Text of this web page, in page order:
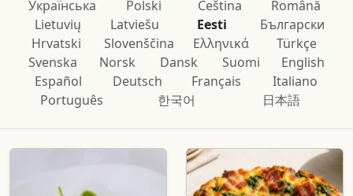
Українська Polski Čeština
Română
Lietuvių
Latviešu Eesti
Български
Hrvatski
Slovenščina Ελληνικά
Türkçe
Svenska
Norsk Dansk Suomi
English
Español
Deutsch Français
Italiano
Português
한국어 日本語